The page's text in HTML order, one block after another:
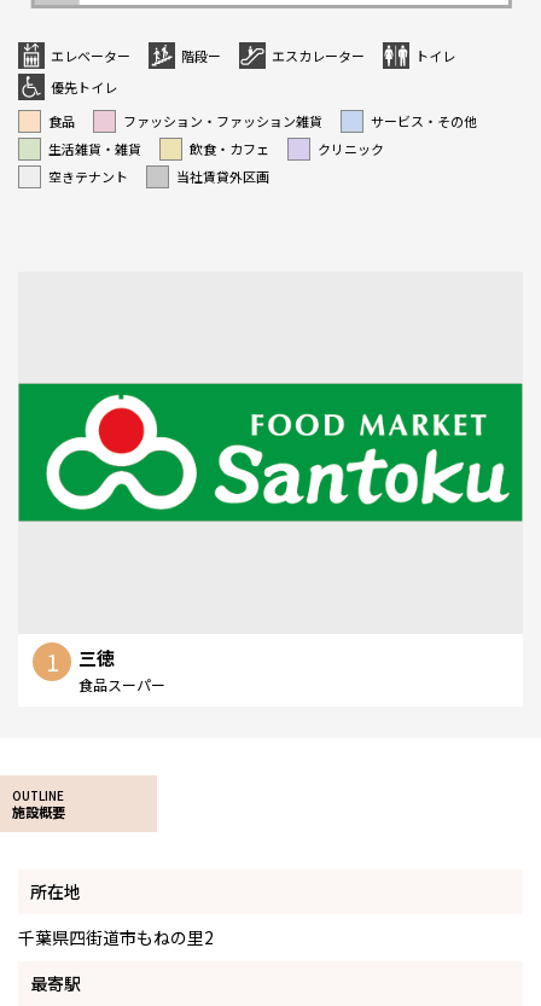
エレベーター 階段ー エスカレーター
トイレ
優先トイレ
食品
ファッション・ファッション雑貨
サービス・その他
生活雑貨・雑貨
飲食・カフェ
クリニック
空きテナント
当社賃貸外区画
1 三徳
食品スーパー
OUTLINE
施設概要
所在地
千葉県四街道市もねの里2
最寄駅